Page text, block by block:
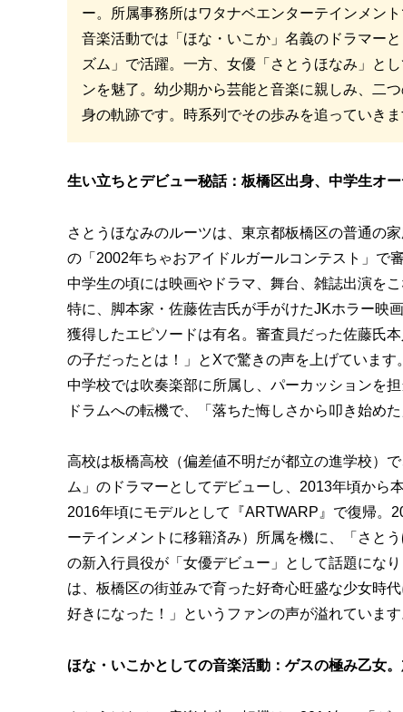
ー。所属事務所はワタナベエンターテインメン
音楽活動では「ほな・いこか」名義のドラマー
ズム」で活躍。一方、女優「さとうほなみ」と
ンを魅了。幼少期から芸能と音楽に親しみ、二
身の軌跡です。時系列でその歩みを追っていきま
生い立ちとデビュー秘話：板橋区出身、中学生オ
さとうほなみのルーツは、東京都板橋区の普通の
の「2002年ちゃおアイドルガールコンテスト」で
中学生の頃には映画やドラマ、舞台、雑誌出演を
特に、脚本家・佐藤佐吉氏が手がけたJKホラー映
獲得したエピソードは有名。審査員だった佐藤氏
の子だったとは！」とXで驚きの声を上げています。
中学校では吹奏楽部に所属し、パーカッションを
ドラムへの転機で、「落ちた悔しさから叩き始め
高校は板橋高校（偏差値不明だが都立の進学校）
ム」のドラマーとしてデビューし、2013年頃から
2016年頃にモデルとして『ARTWARP』で復帰。
ーテインメントに移籍済み）所属を機に、「さと
の新入行員役が「女優デビュー」として話題にな
は、板橋区の街並みで育った好奇心旺盛な少女時
好きになった！」というファンの声が溢れています
ほな・いこかとしての音楽活動：ゲスの極み乙女